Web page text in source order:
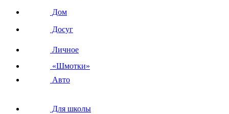
Дом
Досуг
Личное
«Шмотки»
Авто
Для школы